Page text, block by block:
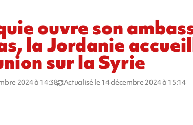
ouvre son
la Jordanie
sur la Syrie
2024 à 14:38 Actualisé le 14 décembre 2024 à 15:14